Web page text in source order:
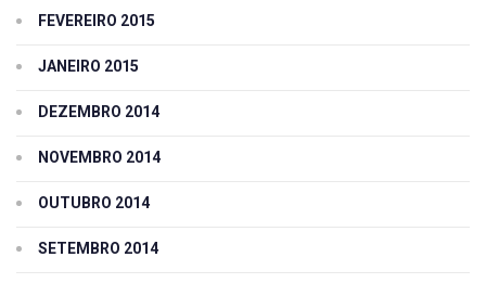
FEVEREIRO 2015
JANEIRO 2015
DEZEMBRO 2014
NOVEMBRO 2014
OUTUBRO 2014
SETEMBRO 2014